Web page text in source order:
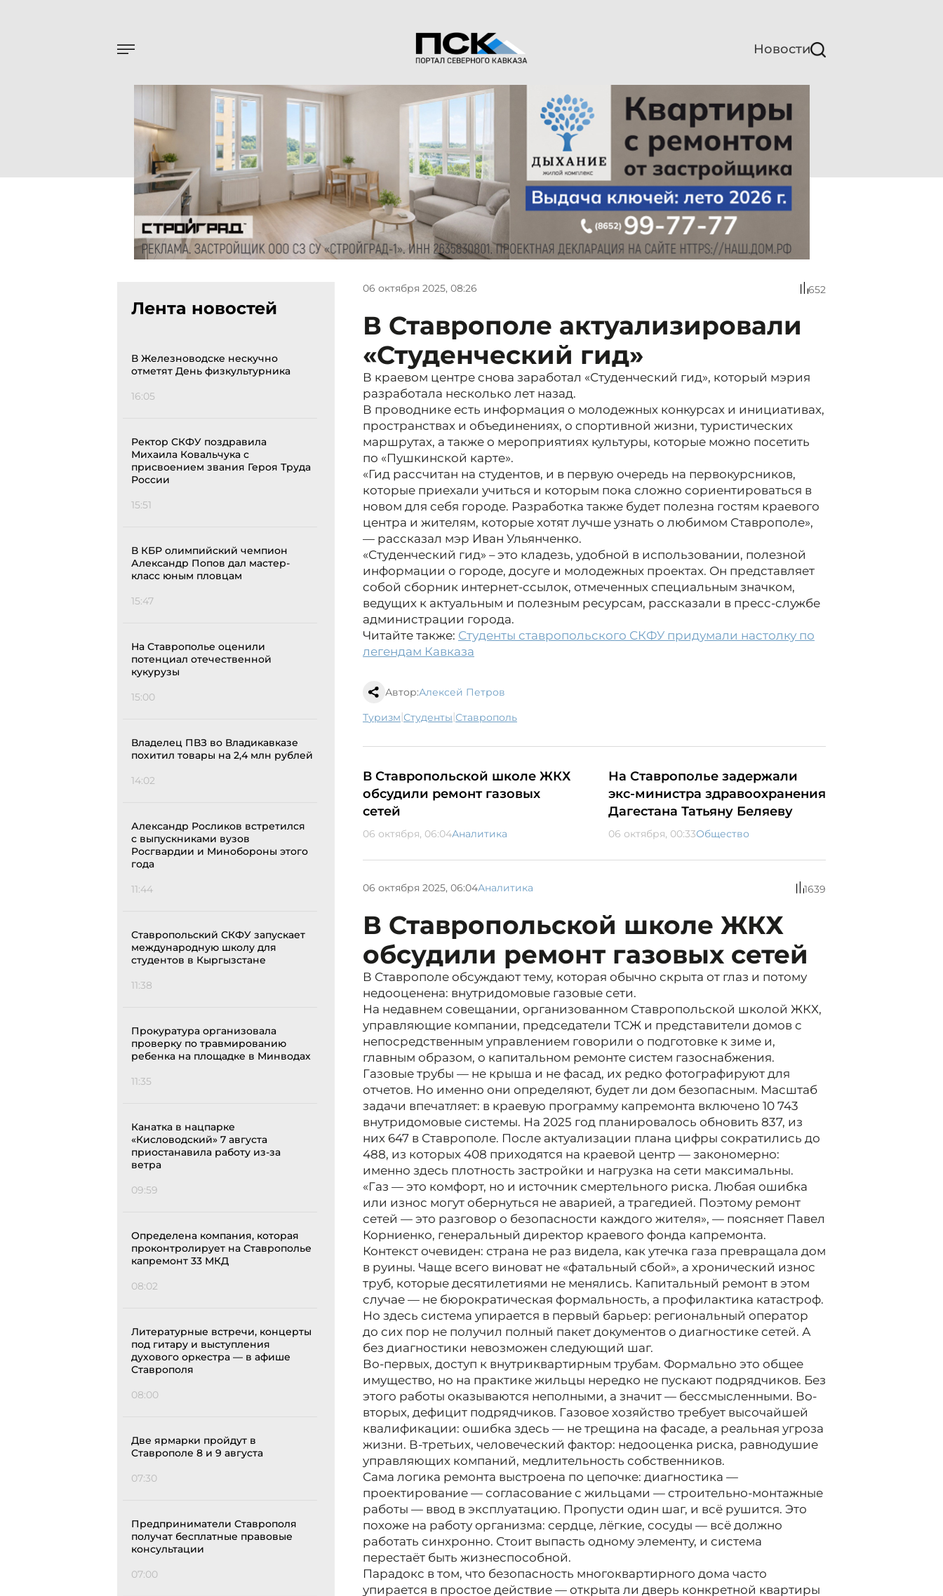
Новости
Лента новостей
В Железноводске нескучно
отметят День физкультурника
16:05
Ректор СКФУ поздравила
Михаила Ковальчука с
присвоением звания Героя Труда
России
15:51
В КБР олимпийский чемпион
Александр Попов дал мастер-
класс юным пловцам
15:47
На Ставрополье оценили
потенциал отечественной
кукурузы
15:00
Владелец ПВЗ во Владикавказе
похитил товары на 2,4 млн рублей
14:02
Александр Росликов встретился
с выпускниками вузов
Росгвардии и Минобороны этого
года
11:44
Ставропольский СКФУ запускает
международную школу для
студентов в Кыргызстане
11:38
Прокуратура организовала
проверку по травмированию
ребенка на площадке в Минводах
11:35
Канатка в нацпарке
«Кисловодский» 7 августа
приостанавила работу из-за
ветра
09:59
Определена компания, которая
проконтролирует на Ставрополье
капремонт 33 МКД
08:02
Литературные встречи, концерты
под гитару и выступления
духового оркестра — в афише
Ставрополя
08:00
Две ярмарки пройдут в
Ставрополе 8 и 9 августа
07:30
Предприниматели Ставрополя
получат бесплатные правовые
консультации
07:00
06 октября 2025, 08:26 652
В Ставрополе актуализировали
«Студенческий гид»
В краевом центре снова заработал «Студенческий гид», который мэрия
разработала несколько лет назад.
В проводнике есть информация о молодежных конкурсах и инициативах,
пространствах и объединениях, о спортивной жизни, туристических
маршрутах, а также о мероприятиях культуры, которые можно посетить
по «Пушкинской карте».
«Гид рассчитан на студентов, и в первую очередь на первокурсников,
которые приехали учиться и которым пока сложно сориентироваться в
новом для себя городе. Разработка также будет полезна гостям краевого
центра и жителям, которые хотят лучше узнать о любимом Ставрополе»,
— рассказал мэр Иван Ульянченко.
«Студенческий гид» – это кладезь, удобной в использовании, полезной
информации о городе, досуге и молодежных проектах. Он представляет
собой сборник интернет-ссылок, отмеченных специальным значком,
ведущих к актуальным и полезным ресурсам, рассказали в пресс-службе
администрации города.
Читайте также: Студенты ставропольского СКФУ придумали настолку по
легендам Кавказа
Автор:Алексей Петров
туризм| студенты| Ставрополь
В Ставропольской школе ЖКХ
обсудили ремонт газовых
сетей
06 октября, 06:04Аналитика
На Ставрополье задержали
экс-министра здравоохранения
Дагестана Татьяну Беляеву
06 октября, 00:33Общество
06 октября 2025, 06:04Аналитика 1639
В Ставропольской школе ЖКХ
обсудили ремонт газовых сетей
В Ставрополе обсуждают тему, которая обычно скрыта от глаз и потому
недооценена: внутридомовые газовые сети.
На недавнем совещании, организованном Ставропольской школой ЖКХ,
управляющие компании, председатели ТСЖ и представители домов с
непосредственным управлением говорили о подготовке к зиме и,
главным образом, о капитальном ремонте систем газоснабжения.
Газовые трубы — не крыша и не фасад, их редко фотографируют для
отчетов. Но именно они определяют, будет ли дом безопасным. Масштаб
задачи впечатляет: в краевую программу капремонта включено 10 743
внутридомовые системы. На 2025 год планировалось обновить 837, из
них 647 в Ставрополе. После актуализации плана цифры сократились до
488, из которых 408 приходятся на краевой центр — закономерно:
именно здесь плотность застройки и нагрузка на сети максимальны.
«Газ — это комфорт, но и источник смертельного риска. Любая ошибка
или износ могут обернуться не аварией, а трагедией. Поэтому ремонт
сетей — это разговор о безопасности каждого жителя», — поясняет Павел
Корниенко, генеральный директор краевого фонда капремонта.
Контекст очевиден: страна не раз видела, как утечка газа превращала дом
в руины. Чаще всего виноват не «фатальный сбой», а хронический износ
труб, которые десятилетиями не менялись. Капитальный ремонт в этом
случае — не бюрократическая формальность, а профилактика катастроф.
Но здесь система упирается в первый барьер: региональный оператор
до сих пор не получил полный пакет документов о диагностике сетей. А
без диагностики невозможен следующий шаг.
Во-первых, доступ к внутриквартирным трубам. Формально это общее
имущество, но на практике жильцы нередко не пускают подрядчиков. Без
этого работы оказываются неполными, а значит — бессмысленными. Во-
вторых, дефицит подрядчиков. Газовое хозяйство требует высочайшей
квалификации: ошибка здесь — не трещина на фасаде, а реальная угроза
жизни. В-третьих, человеческий фактор: недооценка риска, равнодушие
управляющих компаний, медлительность собственников.
Сама логика ремонта выстроена по цепочке: диагностика —
проектирование — согласование с жильцами — строительно-монтажные
работы — ввод в эксплуатацию. Пропусти один шаг, и всё рушится. Это
похоже на работу организма: сердце, лёгкие, сосуды — всё должно
работать синхронно. Стоит выпасть одному элементу, и система
перестаёт быть жизнеспособной.
Парадокс в том, что безопасность многоквартирного дома часто
упирается в простое действие — открыта ли дверь конкретной квартиры